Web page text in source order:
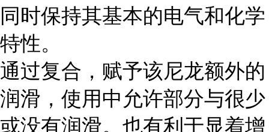
同时保持其基本的电气和化学
特性。
通过复合，赋予该尼龙额外的
润滑，使用中允许部分与很少
或没有润滑。也有利于显着增